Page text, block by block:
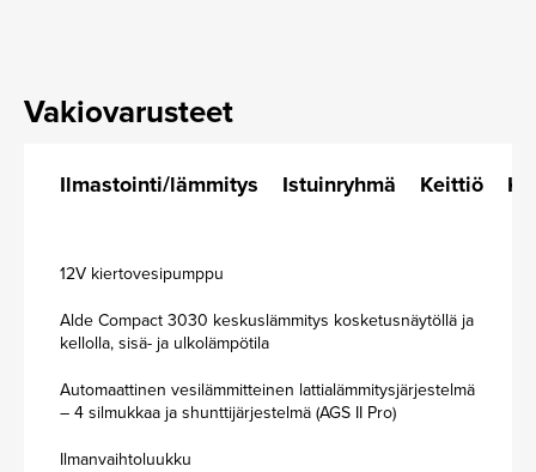
Vakiovarusteet
Ilmastointi/lämmitys Istuinryhmä Keittiö
12V kiertovesipumppu
Alde Compact 3030 keskuslämmitys kosketusnäytöllä ja
kellolla, sisä- ja ulkolämpötila
Automaattinen vesilämmitteinen lattialämmitysjärjestelmä
– 4 silmukkaa ja shunttijärjestelmä (AGS II Pro)
Ilmanvaihtoluukku